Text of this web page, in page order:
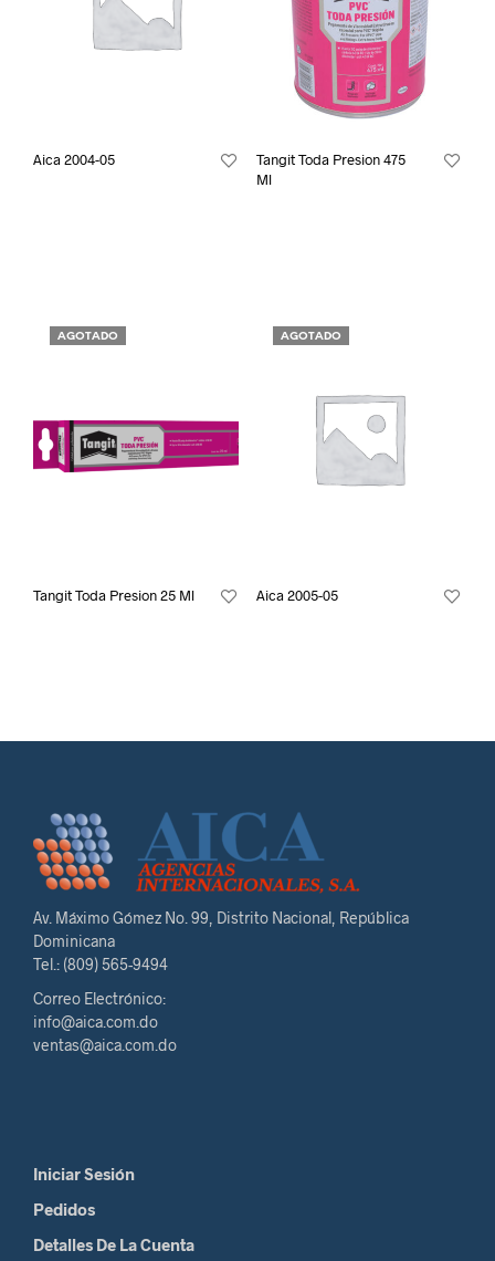
Aica 2004-05
Tangit Toda Presion 475
Ml
AGOTADO
Tangit Toda Presion 25 Ml
AGOTADO
Aica 2005-05
Av. Máximo Gómez No. 99, Distrito Nacional, República
Dominicana
Tel.: (809) 565-9494
Correo Electrónico:
info@aica.com.do
ventas@aica.com.do
Iniciar Sesión
Pedidos
Detalles De La Cuenta